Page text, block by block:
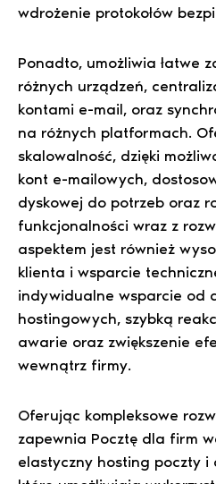
wdrożenie protokołów
Ponadto, umożliwia łatwe
różnych urządzeń,
kontami e-mail, oraz
na różnych platformach.
skalowalność, dzięki
kont e-mailowych,
dyskowej do potrzeb oraz
funkcjonalności wraz z
aspektem jest również
klienta i wsparcie
indywidualne wsparcie od
hostingowych, szybką
awarie oraz zwiększenie
wewnątrz firmy.
Oferując kompleksowe
zapewnia Pocztę dla firm
elastyczny hosting poczty i